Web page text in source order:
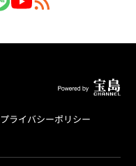
プライバシーポリシー